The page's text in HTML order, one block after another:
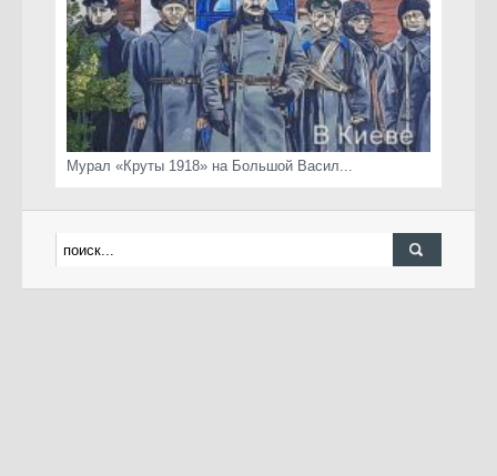
Мурал «Круты 1918» на Большой Васил...